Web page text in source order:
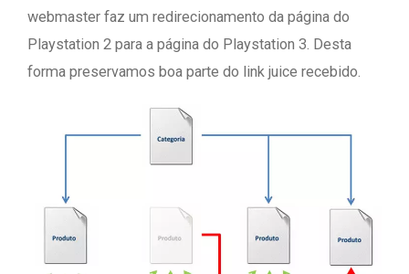
webmaster faz um redirecionamento da página do
Playstation 2 para a página do Playstation 3. Desta
forma preservamos boa parte do link juice recebido.